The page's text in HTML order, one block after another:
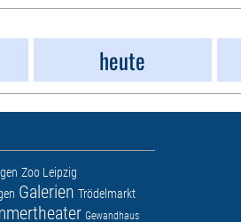
heute
Zoo Leipzig
Galerien Trödelmarkt
Gewandhaus